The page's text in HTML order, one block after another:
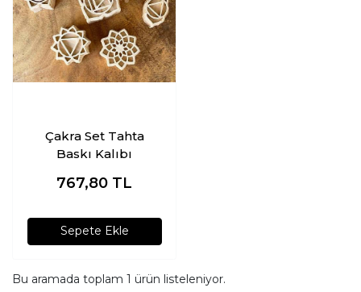
Çakra Set Tahta
Baskı Kalıbı
767,80 TL
Sepete Ekle
Bu aramada toplam 1 ürün listeleniyor.